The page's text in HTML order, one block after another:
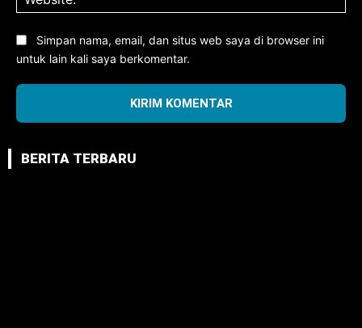
Simpan nama, email, dan situs web saya di browser ini
untuk lain kali saya berkomentar.
BERITA TERBARU